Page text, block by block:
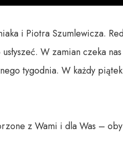
i Piotra Szumlewicza.
W zamian czeka
tygodnia. W każdy
z Wami i dla Was –